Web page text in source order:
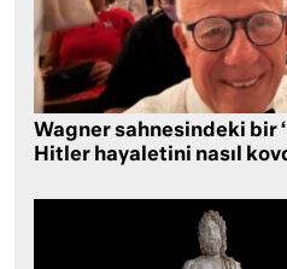
Wagner sahnesindeki bir
Hitler hayaletini nasıl